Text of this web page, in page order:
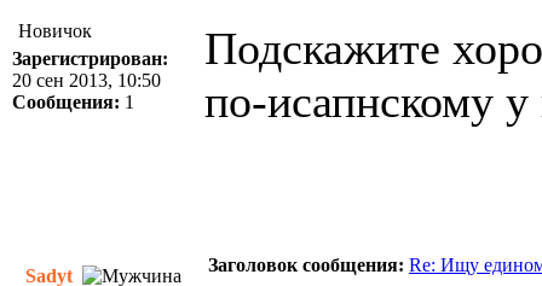
Новичок
Зарегистрирован:
20 сен 2013, 10:50
Сообщения: 1
Подскажите
по-исапнскому
Sadyt
Заголовок сообщения: Re: Ищу